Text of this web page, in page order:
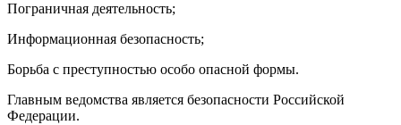
Пограничная деятельность;
Информационная безопасность;
Борьба с преступностью особо опасной формы.
Главным ведомства является безопасности Российской
Федерации.